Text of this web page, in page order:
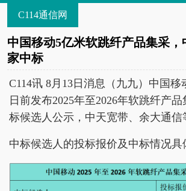
C114通信网
中国移动5亿米软跳纤产品集采
家中标
C114讯 8月13日消息（九九）中国移
日前发布2025年至2026年软跳纤产
标候选人公示，中天宽带、余大通信
中标候选人的投标报价及中标情况具